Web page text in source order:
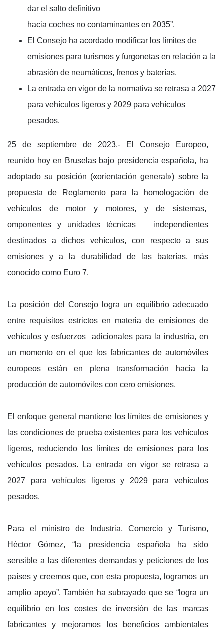
dar el salto definitivo
hacia coches no contaminantes en 2035”.
El Consejo ha acordado modificar los límites de
emisiones para turismos y furgonetas en relación a la
abrasión de neumáticos, frenos y baterías.
La entrada en vigor de la normativa se retrasa a 2027
para vehículos ligeros y 2029 para vehículos
pesados.
25 de septiembre de 2023.- El Consejo Europeo,
reunido hoy en Bruselas bajo presidencia española, ha
adoptado su posición («orientación general») sobre la
propuesta de Reglamento para la homologación de
vehículos de motor y motores, y de sistemas,
omponentes y unidades técnicas independientes
destinados a dichos vehículos, con respecto a sus
emisiones y a la durabilidad de las baterías, más
conocido como Euro 7.
La posición del Consejo logra un equilibrio adecuado
entre requisitos estrictos en materia de emisiones de
vehículos y esfuerzos adicionales para la industria, en
un momento en el que los fabricantes de automóviles
europeos están en plena transformación hacia la
producción de automóviles con cero emisiones.
El enfoque general mantiene los límites de emisiones y
las condiciones de prueba existentes para los vehículos
ligeros, reduciendo los límites de emisiones para los
vehículos pesados. La entrada en vigor se retrasa a
2027 para vehículos ligeros y 2029 para vehículos
pesados.
Para el ministro de Industria, Comercio y Turismo,
Héctor Gómez, “la presidencia española ha sido
sensible a las diferentes demandas y peticiones de los
países y creemos que, con esta propuesta, logramos un
amplio apoyo”. También ha subrayado que se “logra un
equilibrio en los costes de inversión de las marcas
fabricantes y mejoramos los beneficios ambientales